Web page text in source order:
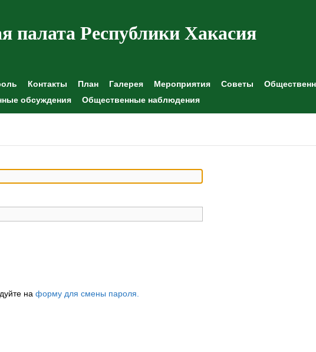
палата Республики Хакасия
Контакты План Галерея Мероприятия Советы
обсуждения Общественные наблюдения
на форму для смены пароля.